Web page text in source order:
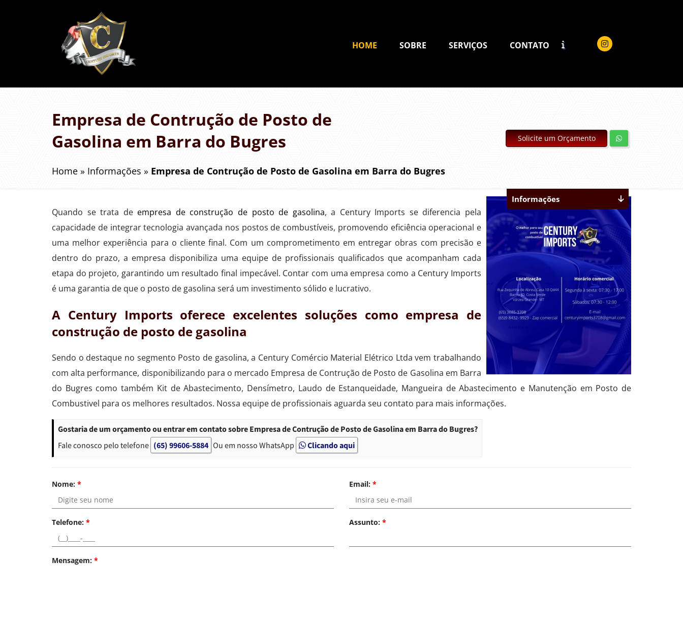
HOME SOBRE SERVIÇOS CONTATO
Empresa de Contrução de Posto de
Gasolina em Barra do Bugres
Home » Informações » Empresa de Contrução de Posto de Gasolina em Barra do Bugres
Solicite um Orçamento
Quando se trata de empresa de construção de posto de gasolina, a Century Imports se diferencia pela
capacidade de integrar tecnologia avançada nos postos de combustíveis, promovendo eficiência operacional e
uma melhor experiência para o cliente final. Com um comprometimento em entregar obras com precisão e
dentro do prazo, a empresa disponibiliza uma equipe de profissionais qualificados que acompanham cada
etapa do projeto, garantindo um resultado final impecável. Contar com uma empresa como a Century Imports
é uma garantia de que o posto de gasolina será um investimento sólido e lucrativo.
A Century Imports oferece excelentes soluções como empresa de
construção de posto de gasolina
Sendo o destaque no segmento Posto de gasolina, a Century Comércio Material Elétrico Ltda vem trabalhando
com alta performance, disponibilizando para o mercado Empresa de Contrução de Posto de Gasolina em Barra
do Bugres como também Kit de Abastecimento, Densímetro, Laudo de Estanqueidade, Mangueira de Abastecimento e Manutenção em Posto de
Combustivel para os melhores resultados. Nossa equipe de profissionais aguarda seu contato para mais informações.
Gostaria de um orçamento ou entrar em contato sobre Empresa de Contrução de Posto de Gasolina em Barra do Bugres?
Fale conosco pelo telefone (65) 99606-5884 Ou em nosso WhatsApp Clicando aqui
Nome: * Email: *
Telefone: * Assunto: *
Mensagem: *
Informações